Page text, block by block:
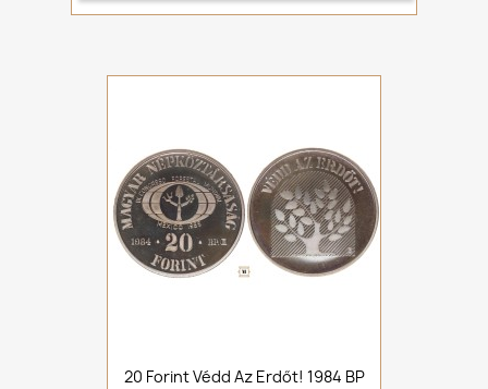
20 Forint Védd Az Erdőt! 1984 BP